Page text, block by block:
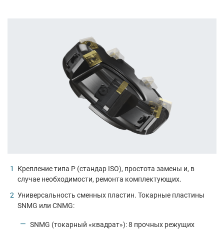
Крепление типа P (стандар ISO), простота замены и, в
случае необходимости, ремонта комплектующих.
Универсальность сменных пластин. Токарные пластины
SNMG или CNMG:
SNMG (токарный «квадрат»): 8 прочных режущих